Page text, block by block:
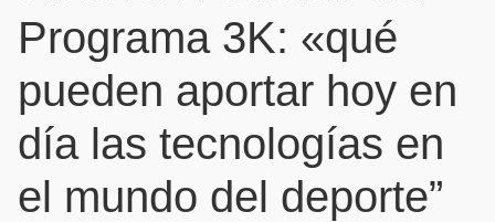
Programa 3K: «qué
pueden aportar hoy en
día las tecnologías en
el mundo del deporte”